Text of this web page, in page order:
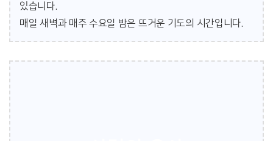
있습니다.
매일 새벽과 매주 수요일 밤은 뜨거운 기도의 시간입니다.